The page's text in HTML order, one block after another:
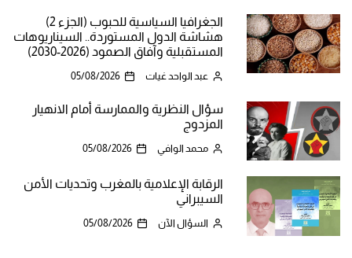
الجغرافيا السياسية للحبوب (الجزء 2)
هشاشة الدول المستوردة.. السيناريوهات
المستقبلية وآفاق الصمود (2026-2030)
عبد الواحد غيات 05/08/2026
سؤال النظرية والممارسة أمام الانهيار
المزدوج
محمد الوافي 05/08/2026
الرقابة الإعلامية بالمغرب وتحديات الأمن
السيبراني
السؤال الآن 05/08/2026